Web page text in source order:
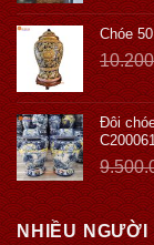
Chóe
Đôi
NHIỀU NGƯỜI